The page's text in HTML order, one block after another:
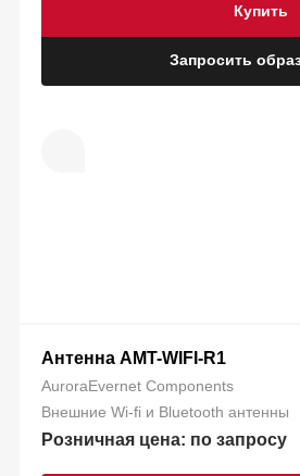
Запросить
Купить
Антенна AMT-WIFI-R1
AuroraEvernet Components
Внешние Wi-fi и Bluetooth антенны
Розничная цена: по запросу